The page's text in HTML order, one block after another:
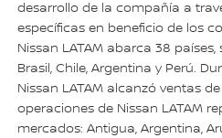
desarrollo de la compañía a
específicas en beneficio de los
Nissan LATAM abarca 38
Brasil, Chile, Argentina y Perú.
Nissan LATAM alcanzó ventas
operaciones de Nissan LATAM
mercados: Antigua, Argentina,